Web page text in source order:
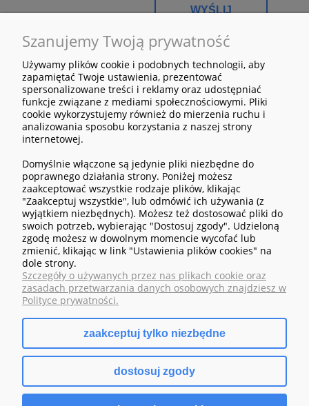
WYŚLIJ
POMOC
MOJE KONTO
PŁATNOŚCI I DOSTAWA
INFORMACJE
Szanujemy Twoją prywatność
Używamy plików cookie i podobnych technologii, aby
zapamiętać Twoje ustawienia, prezentować
spersonalizowane treści i reklamy oraz udostępniać
funkcje związane z mediami społecznościowymi. Pliki
cookie wykorzystujemy również do mierzenia ruchu i
analizowania sposobu korzystania z naszej strony
internetowej.
Domyślnie włączone są jedynie pliki niezbędne do
poprawnego działania strony. Poniżej możesz
zaakceptować wszystkie rodzaje plików, klikając
"Zaakceptuj wszystkie", lub odmówić ich używania (z
wyjątkiem niezbędnych). Możesz też dostosować pliki do
swoich potrzeb, wybierając "Dostosuj zgody". Udzieloną
zgodę możesz w dowolnym momencie wycofać lub
zmienić, klikając w link "Ustawienia plików cookies" na
dole strony.
Szczegóły o używanych przez nas plikach cookie oraz
zasadach przetwarzania danych osobowych znajdziesz w
Polityce prywatności.
zaakceptuj tylko niezbędne
dostosuj zgody